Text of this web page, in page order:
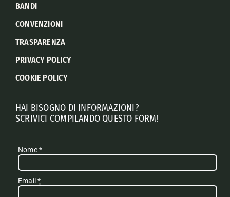
BANDI
CONVENZIONI
TRASPARENZA
PRIVACY POLICY
COOKIE POLICY
HAI BISOGNO DI INFORMAZIONI?
SCRIVICI COMPILANDO QUESTO FORM!
Nome*
Email*